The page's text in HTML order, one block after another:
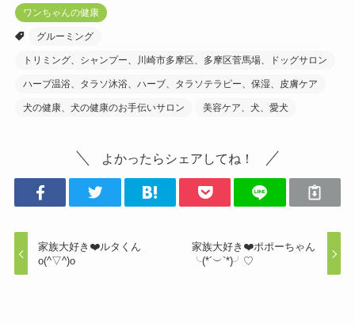
ワンちゃんの健康
グルーミング
トリミング、シャンプー、川崎市多摩区、多摩区菅馬場、ドッグサロン
ハーブ温浴、タラソ沐浴、ハーブ、タラソテラピー、保湿、皮膚ケア
犬の健康、犬の健康のお手伝いサロン 美容ケア、犬、愛犬
よかったらシェアしてね！
家族大好き❤️ルタくん
o(^▽^)o
家族大好き❤️ポポーちゃん
╰(*´︶`*)╯♡